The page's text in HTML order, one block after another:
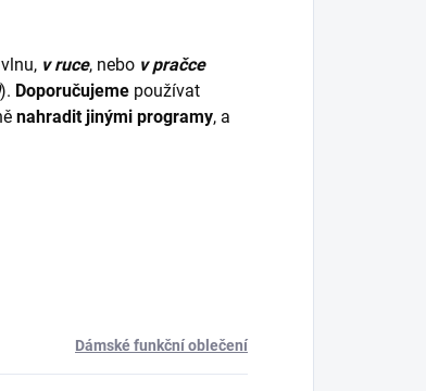
v ruce, nebo v pračce
). Doporučujeme používat
nahradit jinými programy, a
Dámské funkční oblečení